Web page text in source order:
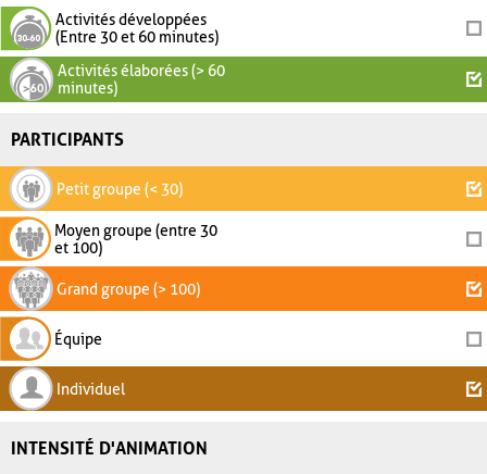
Activités développées
(Entre 30 et 60 minutes)
Activités élaborées (> 60
minutes)
PARTICIPANTS
Petit groupe (< 30)
Moyen groupe (entre 30
et 100)
Grand groupe (> 100)
Équipe
Individuel
INTENSITÉ D'ANIMATION